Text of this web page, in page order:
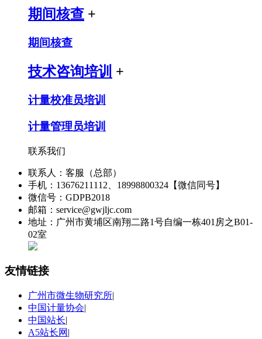
期间核查 +
期间核查
技术咨询培训 +
计量校准员培训
计量管理员培训
联系我们
联系人：客服（总部）
手机：13676211112、18998800324【微信同号】
微信号：GDPB2018
邮箱：service@gwjljc.com
地址：广州市黄埔区南翔二路1号自编一栋401房之B01-
02室
友情链接
广州市微生物研究所|
中国计量协会|
中国站长|
A5站长网 |